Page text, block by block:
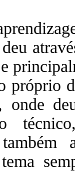
próprio
onde